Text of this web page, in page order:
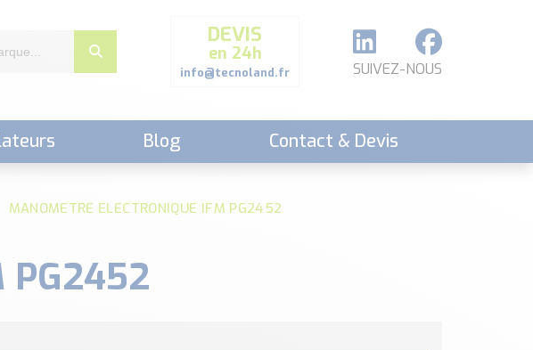
DEVIS
en 24h
info@tecnoland.fr SUIVEZ-NOUS
Blog Contact & Devis
MANOMETRE ELECTRONIQUE IFM PG2452
PG2452